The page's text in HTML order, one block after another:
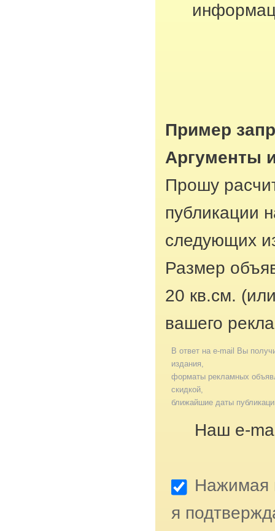
Пример
Аргументы
Прошу
публикации
следующих
Размер
20 кв.см.
вашего
В ответ на e-mail Вы
издания,
форматы рекламных
скидкой,
ближайшие даты
Наш e-
Нажимая
я